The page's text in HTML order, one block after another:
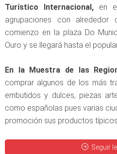
Turístico Internacional,en el
agrupaciones con alrededor
comienzo en la plaza Do
Ouro y se llegará hasta el
En la Muestra de las
comprar algunos de los más
embutidos y dulces, piezas
como españolas pues varias
promoción sus productos
Seguir